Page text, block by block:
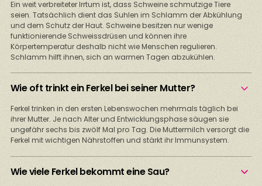
Ein weit verbreiteter Irrtum ist, dass Schweine schmutzige Tiere
seien. Tatsächlich dient das Suhlen im Schlamm der Abkühlung
und dem Schutz der Haut. Schweine besitzen nur wenige
funktionierende Schweissdrüsen und können ihre
Körpertemperatur deshalb nicht wie Menschen regulieren.
Schlamm hilft ihnen, sich an warmen Tagen abzukühlen.
Wie oft trinkt ein Ferkel bei seiner Mutter?
Ferkel trinken in den ersten Lebenswochen mehrmals täglich bei
ihrer Mutter. Je nach Alter und Entwicklungsphase säugen sie
ungefähr sechs bis zwölf Mal pro Tag. Die Muttermilch versorgt die
Ferkel mit wichtigen Nährstoffen und stärkt ihr Immunsystem.
Wie viele Ferkel bekommt eine Sau?